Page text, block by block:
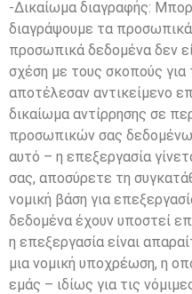
-Δικαίωμα διαγραφής:
διαγράψουμε τα
προσωπικά δεδομένα δεν
σχέση με τους σκοπούς για
αποτέλεσαν αντικείμενο
δικαίωμα αντίρρησης σε
προσωπικών σας
αυτό – η επεξεργασία
σας, αποσύρετε τη
νομική βάση για
δεδομένα έχουν υποστεί
η επεξεργασία είναι
μια νομική υποχρέωση, η
εμάς – ιδίως για τις